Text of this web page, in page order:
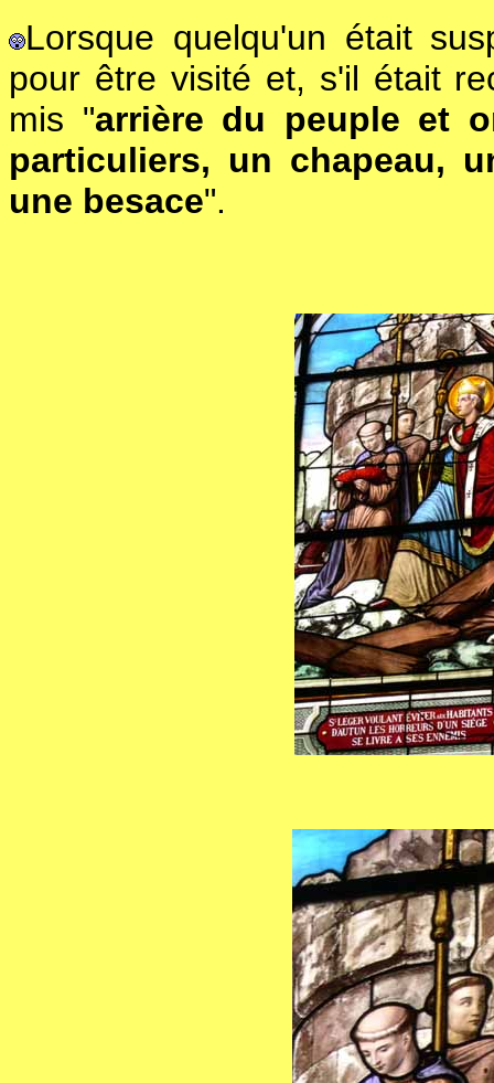
Lorsque quelqu'un était
pour être visité et, s'il était
mis "arrière du peuple et
particuliers, un chapeau,
une besace".